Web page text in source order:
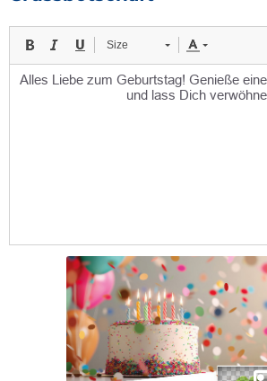
Size